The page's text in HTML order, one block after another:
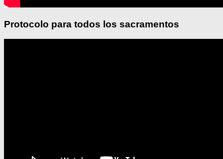
Protocolo para todos los sacramentos